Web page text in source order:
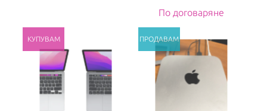
По договаряне